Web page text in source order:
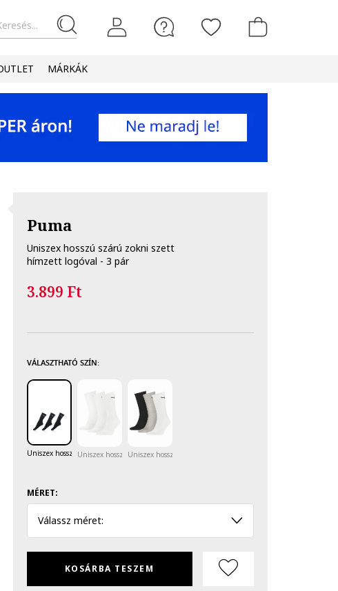
MÁRKÁK
Puma
Uniszex hosszú szárú zokni szett
hímzett logóval - 3 pár
3.899 Ft
VÁLASZTHATÓ SZÍN:
Uniszex hosszú szárú zokni szett hímzett logóval - 3 pár
Uniszex hosszú szárú zokni szett hímzett logóval - 3 pár
Uniszex hosszú szárú zokni szett hímzett logóval - 3 pár
MÉRET:
Válassz méret:
KOSÁRBA TESZEM